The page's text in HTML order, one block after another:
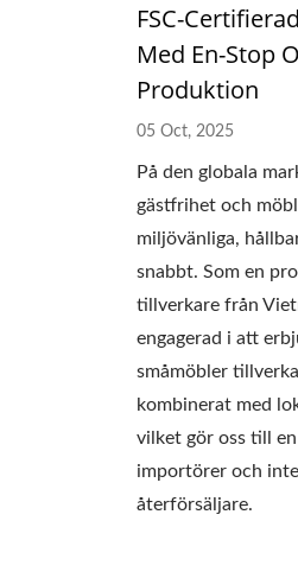
FSC-
Med En-Stop
Produktion
05 Oct, 2025
På den globala
gästfrihet och
miljövänliga,
snabbt. Som en
tillverkare från
engagerad i att
småmöbler
kombinerat med
vilket gör oss till
importörer och
återförsäljare.